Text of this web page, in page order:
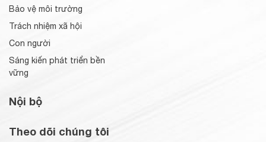
Bảo vệ môi trường
Trách nhiệm xã hội
Con người
Sáng kiến phát triển bền
vững
Nội bộ
Theo dõi chúng tôi